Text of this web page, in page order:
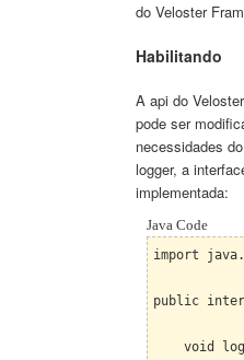
do Veloster
Habilitando
A api do
pode ser
necessidades
logger, a
implementada:
Java Code
import
public
void